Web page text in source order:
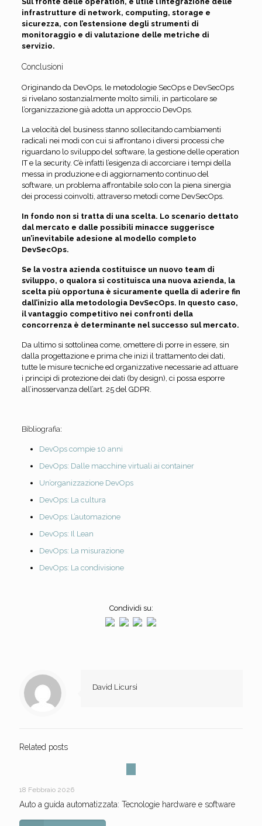
infrastrutture di network, computing, storage e
sicurezza, con l’estensione degli strumenti di
monitoraggio e di valutazione delle metriche di
servizio.
Conclusioni
Originando da DevOps, le metodologie SecOps e DevSecOps
si rivelano sostanzialmente molto simili, in particolare se
l’organizzazione già adotta un approccio DevOps.
La velocità del business stanno sollecitando cambiamenti
radicali nei modi con cui si affrontano i diversi processi che
riguardano lo sviluppo del software, la gestione delle operation
IT e la security. C’è infatti l’esigenza di accorciare i tempi della
messa in produzione e di aggiornamento continuo del
software, un problema affrontabile solo con la piena sinergia
dei processi coinvolti, attraverso metodi come DevSecOps.
In fondo non si tratta di una scelta. Lo scenario dettato
dal mercato e dalle possibili minacce suggerisce
un’inevitabile adesione al modello completo
DevSecOps.
Se la vostra azienda costituisce un nuovo team di
sviluppo, o qualora si costituisca una nuova azienda, la
scelta più opportuna è sicuramente quella di aderire fin
dall’inizio alla metodologia DevSecOps. In questo caso,
il vantaggio competitivo nei confronti della
concorrenza è determinante nel successo sul mercato.
Da ultimo si sottolinea come, omettere di porre in essere, sin
dalla progettazione e prima che inizi il trattamento dei dati,
tutte le misure tecniche ed organizzative necessarie ad attuare
i principi di protezione dei dati (by design), ci possa esporre
all’inosservanza dell’art. 25 del GDPR.
Bibliografia:
DevOps compie 10 anni
DevOps: Dalle macchine virtuali ai container
Un’organizzazione DevOps
DevOps: La cultura
DevOps: L’automazione
DevOps: Il Lean
DevOps: La misurazione
DevOps: La condivisione
Condividi su:
David Licursi
Related posts
18 Febbraio 2026
Auto a guida automatizzata: Tecnologie hardware e software